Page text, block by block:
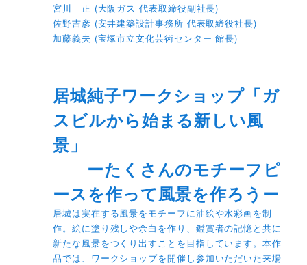
宮川 正 (大阪ガス 代表取締役副社長)
佐野吉彦 (安井建築設計事務所 代表取締役社長)
加藤義夫 (宝塚市立文化芸術センター 館長)
居城純子ワークショップ「ガ
スビルから始まる新しい風
景」
ーたくさんのモチーフピ
ースを作って風景を作ろうー
居城は実在する風景をモチーフに油絵や水彩画を制
作。絵に塗り残しや余白を作り、鑑賞者の記憶と共に
新たな風景をつくり出すことを目指しています。本作
品では、ワークショップを開催し参加いただいた来場